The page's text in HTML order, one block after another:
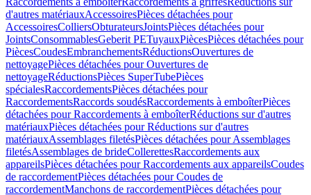
d'autres matériauxAccessoiresPièces détachées pour
AccessoiresColliersObturateursJointsPièces détachées pour
JointsConsommablesGeberit PETuyauxPiècesPièces détachées pour
PiècesCoudesEmbranchementsRéductionsOuvertures de
nettoyagePièces détachées pour Ouvertures de
nettoyageRéductionsPièces SuperTubePièces
spécialesRaccordementsPièces détachées pour
RaccordementsRaccords soudésRaccordements à emboîterPièces
détachées pour Raccordements à emboîterRéductions sur d'autres
matériauxPièces détachées pour Réductions sur d'autres
matériauxAssemblages filetésPièces détachées pour Assemblages
filetésAssemblages de brideCollerettesRaccordements aux
appareilsPièces détachées pour Raccordements aux appareilsCoudes
de raccordementPièces détachées pour Coudes de
raccordementManchons de raccordementPièces détachées pour